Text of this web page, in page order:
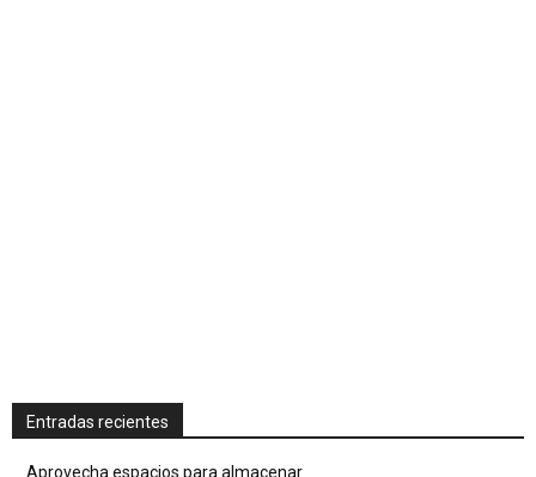
Entradas recientes
Aprovecha espacios para almacenar